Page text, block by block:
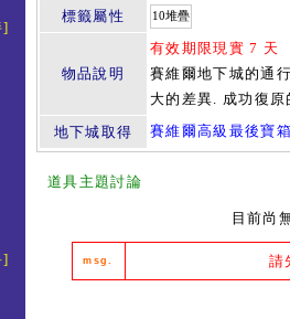
]
]
標籤屬性 10堆疊
物品說明
有效期限現實 7 天
賽維爾地下城的通
大的差異. 成功復
地下城取得
賽維爾高級最後寶
道具主題討論
目前尚
msg. 請